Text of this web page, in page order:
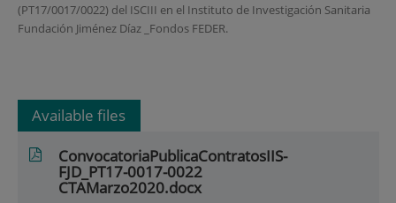
(PT17/0017/0022) del ISCIII en el Instituto de Investigación Sanitaria
Fundación Jiménez Díaz _Fondos FEDER.
Available files
ConvocatoriaPublicaContratosIIS-
FJD_PT17-0017-0022
CTAMarzo2020.docx